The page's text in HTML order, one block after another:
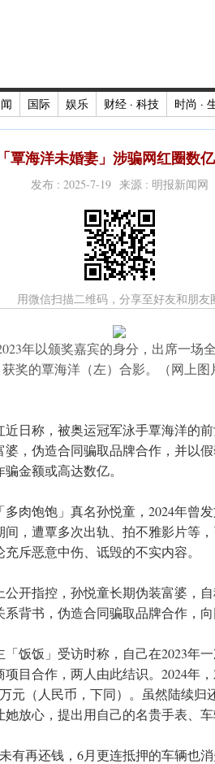
国际 娱乐 财经 · 科技 时尚 ·
「覃海洋未婚妻」涉骗网红圈数
发布 : 2025-7-19 来源 : 明报新闻网
用微信扫描二维码，分享至好友和朋友
年以颁奖嘉宾的身分，出席一场
获奖的覃海洋（左）合影。（网上图
近日称，被奥运冠军泳手覃海洋的
，伪造合同骗取品牌合作，并以
金额或高达数亿。
肉饱饱」真名孙悦童，2024年曾
间，遭覃多次出轨、拍不雅影片等
斥恶意中伤、诋毁的不实内容。
开指控，孙悦童长期伪装富婆，
背书，伪造合同骗取品牌合作，
饭饭」受访时称，自己在2023年
目合作，两人由此结识。2024年
元（人民币，下同）。虽然陆续归
她放心，提出用自己的名贵手表、
有再还钱，6月更连抵押的车辆也